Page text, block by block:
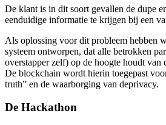
De klant is in dit soort gevallen de dupe
eenduidige informatie te krijgen bij een
Als oplossing voor dit probleem hebben
systeem ontworpen, dat alle betrokken
overstapper zelf) op de hoogte houdt van
De blockchain wordt hierin toegepast
truth” en de waarborging van deprivacy.
De Hackathon